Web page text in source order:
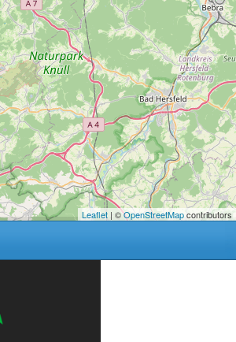
Leaflet | ©OpenStreetMapcontributors